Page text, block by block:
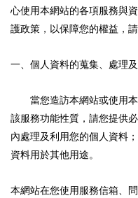
心使用本網站的各項服務與
護政策，以保障您的權益，
一、個人資料的蒐集、處理
當您造訪本網站或使用本
該服務功能性質，請您提供
內處理及利用您的個人資料
資料用於其他用途。
本網站在您使用服務信箱、